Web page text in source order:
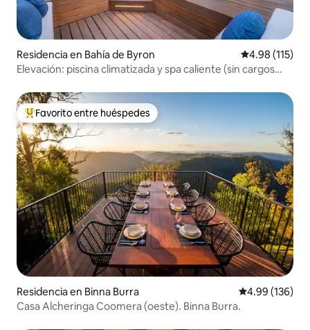
Residencia en Bahía de Byron Calificación
4.98 (115)
Elevación: piscina climatizada y spa caliente (sin cargos
De los mejores en Favorito entre huéspedes
Favorito entre huéspedes
Residencia en Binna Burra Calificación
4.99 (136)
Casa Alcheringa Coomera (oeste). Binna Burra.